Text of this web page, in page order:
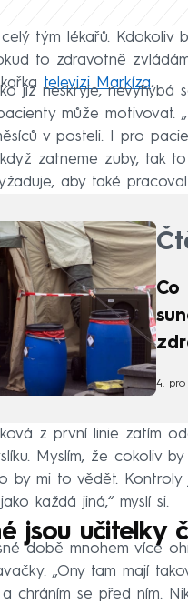
tým lékařů.
to zdravotně
televizi Markíza.
již neskryje, nevyhýbá
může motivovat.
v posteli. I pro
zatneme zuby, tak
aby také
Co
4. pro
z první linie zatím
Myslím, že cokoliv
by mi to vědět.
každá jiná,“ myslí si.
jsou učitelky
době mnohem více
„Ony tam mají
chráním se před ním.